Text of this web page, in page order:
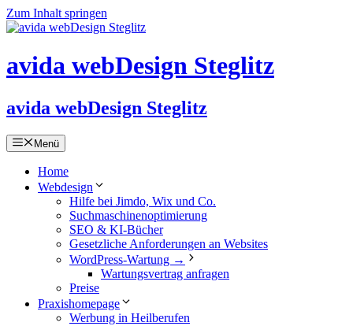
Zum Inhalt springen
avida webDesign Steglitz
avida webDesign Steglitz
Menü
Home
Webdesign
Hilfe bei Jimdo, Wix und Co.
Suchmaschinen­optimierung
SEO & KI-Bücher
Gesetzliche Anforderungen an Websites
WordPress-Wartung →
Wartungsvertrag anfragen
Preise
Praxishomepage
Werbung in Heilberufen